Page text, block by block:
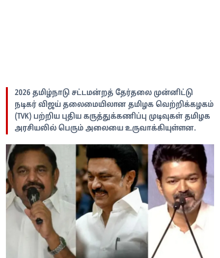
2026 தமிழ்நாடு சட்டமன்றத் தேர்தலை முன்னிட்டு
நடிகர் விஜய் தலைமையிலான தமிழக வெற்றிக்கழகம்
(TVK) பற்றிய புதிய கருத்துக்கணிப்பு முடிவுகள் தமிழக
அரசியலில் பெரும் அலையை உருவாக்கியுள்ளன.